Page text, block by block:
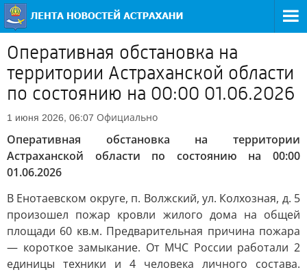
Оперативная обстановка на
территории Астраханской области
по состоянию на 00:00 01.06.2026
1 июня 2026, 06:07 Официально
Оперативная обстановка на территории
Астраханской области по состоянию на 00:00
01.06.2026
В Енотаевском округе, п. Волжский, ул. Колхозная, д. 5
произошел пожар кровли жилого дома на общей
площади 60 кв.м. Предварительная причина пожара
— короткое замыкание. От МЧС России работали 2
единицы техники и 4 человека личного состава.